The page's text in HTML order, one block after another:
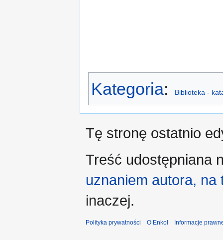
Kategoria: Biblioteka -
Tę stronę ostatnio
Treść udostępniana
uznaniem autora,
inaczej.
Polityka prywatności O Enkol Informacje